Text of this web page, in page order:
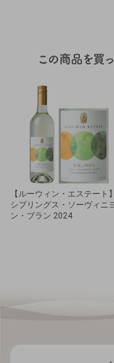
【ルーウィン・エステート】
シブリングス・ソーヴィニ
ン・ブラン 2024